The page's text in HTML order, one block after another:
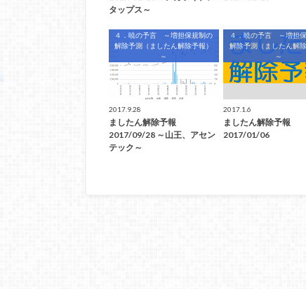
タップス～
４．暁の予言 ～増担保規制の
解除予測（ましたん解除予報）
～
2017.9.28
ましたん解除予報
2017/09/28 ～山王、アセン
テック～
４．暁の予言 ～増担
解除予測（ましたん解
～
2017.1.6
ましたん解除予報
2017/01/06